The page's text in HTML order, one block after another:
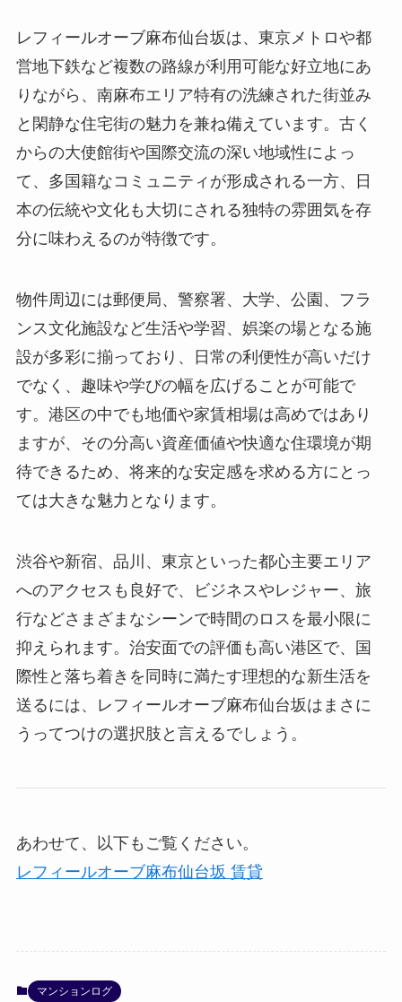
レフィールオーブ麻布仙台坂は、東京メトロや都
営地下鉄など複数の路線が利用可能な好立地にあ
りながら、南麻布エリア特有の洗練された街並み
と閑静な住宅街の魅力を兼ね備えています。古く
からの大使館街や国際交流の深い地域性によっ
て、多国籍なコミュニティが形成される一方、日
本の伝統や文化も大切にされる独特の雰囲気を存
分に味わえるのが特徴です。
物件周辺には郵便局、警察署、大学、公園、フラ
ンス文化施設など生活や学習、娯楽の場となる施
設が多彩に揃っており、日常の利便性が高いだけ
でなく、趣味や学びの幅を広げることが可能で
す。港区の中でも地価や家賃相場は高めではあり
ますが、その分高い資産価値や快適な住環境が期
待できるため、将来的な安定感を求める方にとっ
ては大きな魅力となります。
渋谷や新宿、品川、東京といった都心主要エリア
へのアクセスも良好で、ビジネスやレジャー、旅
行などさまざまなシーンで時間のロスを最小限に
抑えられます。治安面での評価も高い港区で、国
際性と落ち着きを同時に満たす理想的な新生活を
送るには、レフィールオーブ麻布仙台坂はまさに
うってつけの選択肢と言えるでしょう。
あわせて、以下もご覧ください。
レフィールオーブ麻布仙台坂 賃貸
マンションログ